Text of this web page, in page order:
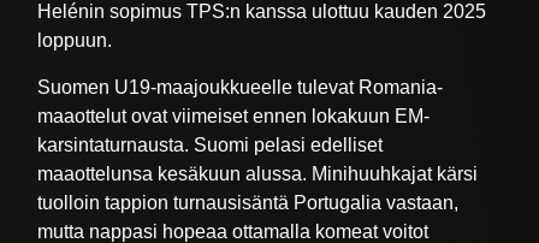
Helénin sopimus TPS:n kanssa ulottuu kauden 2025
loppuun.
Suomen U19-maajoukkueelle tulevat Romania-
maaottelut ovat viimeiset ennen lokakuun EM-
karsintaturnausta. Suomi pelasi edelliset
maaottelunsa kesäkuun alussa. Minihuuhkajat kärsi
tuolloin tappion turnausisäntä Portugalia vastaan,
mutta nappasi hopeaa ottamalla komeat voitot